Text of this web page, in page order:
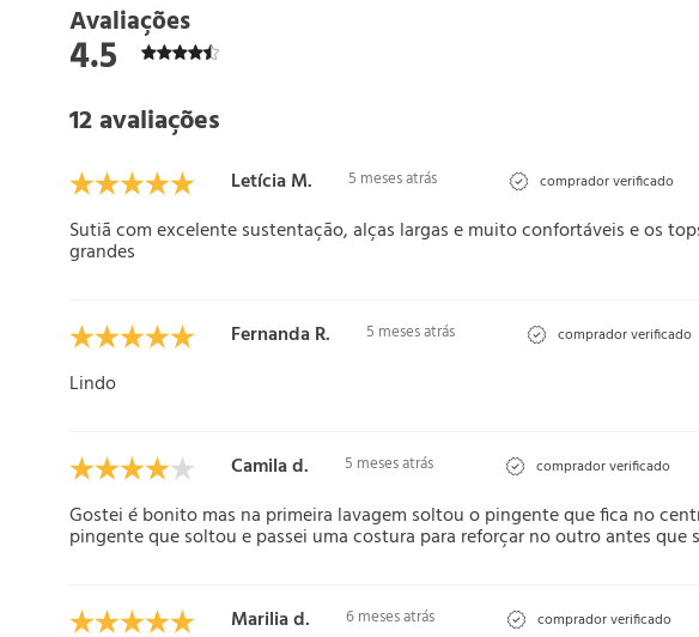
Avaliações
4.5
12 avaliações
Letícia M. 5 meses atrás comprador verificado
Sutiã com excelente sustentação, alças largas e muito confortáveis e os
grandes
Fernanda R. 5 meses atrás comprador verificado
Lindo
Camila d. 5 meses atrás comprador verificado
Gostei é bonito mas na primeira lavagem soltou o pingente que fica no
pingente que soltou e passei uma costura para reforçar no outro antes que
Marilia d. 6 meses atrás comprador verificado